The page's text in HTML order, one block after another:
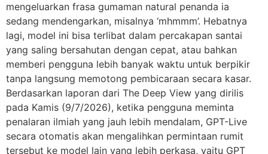
mengeluarkan frasa gumaman natural penanda ia
sedang mendengarkan, misalnya ‘mhmmm’. Hebatnya
lagi, model ini bisa terlibat dalam percakapan santai
yang saling bersahutan dengan cepat, atau bahkan
memberi pengguna lebih banyak waktu untuk berpikir
tanpa langsung memotong pembicaraan secara kasar.
Berdasarkan laporan dari The Deep View yang dirilis
pada Kamis (9/7/2026), ketika pengguna meminta
penalaran ilmiah yang jauh lebih mendalam, GPT-Live
secara otomatis akan mengalihkan permintaan rumit
tersebut ke model lain yang lebih perkasa, yaitu GPT